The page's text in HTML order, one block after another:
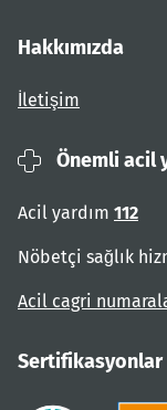
Hakkımızda
İletişim
Önemli acil
Acil yardım 112
Nöbetçi sağlık
Acil cagri
Sertifikasyonlar